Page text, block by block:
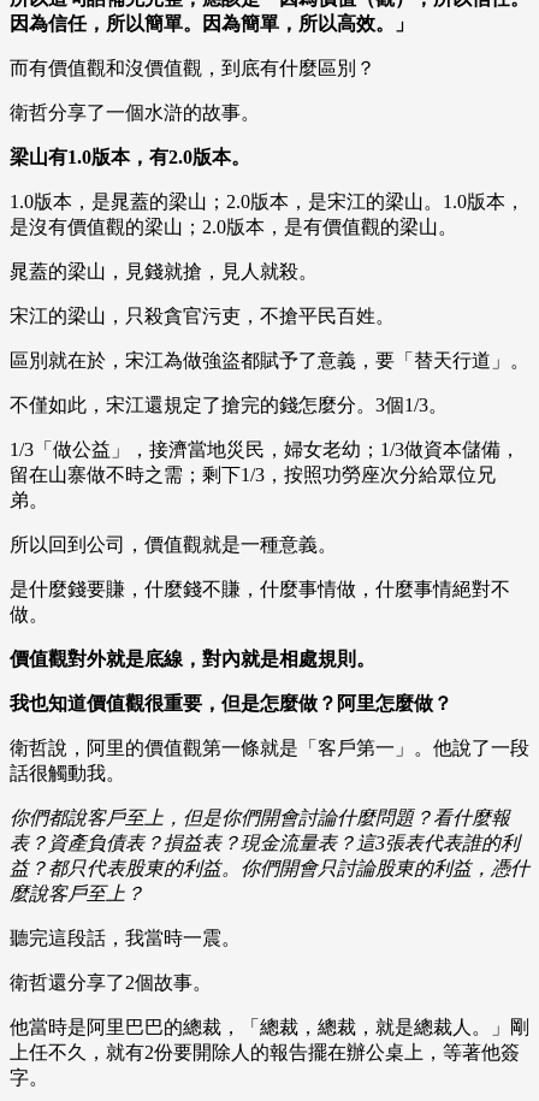
因為信任，所以簡單。因為簡單，所以高效。」
而有價值觀和沒價值觀，到底有什麼區別？
衛哲分享了一個水滸的故事。
梁山有1.0版本，有2.0版本。
1.0版本，是晁蓋的梁山；2.0版本，是宋江的梁山。1.0版本，
是沒有價值觀的梁山；2.0版本，是有價值觀的梁山。
晁蓋的梁山，見錢就搶，見人就殺。
宋江的梁山，只殺貪官污吏，不搶平民百姓。
區別就在於，宋江為做強盜都賦予了意義，要「替天行道」。
不僅如此，宋江還規定了搶完的錢怎麼分。3個1/3。
1/3「做公益」，接濟當地災民，婦女老幼；1/3做資本儲備，
留在山寨做不時之需；剩下1/3，按照功勞座次分給眾位兄
弟。
所以回到公司，價值觀就是一種意義。
是什麼錢要賺，什麼錢不賺，什麼事情做，什麼事情絕對不
做。
價值觀對外就是底線，對內就是相處規則。
我也知道價值觀很重要，但是怎麼做？阿里怎麼做？
衛哲說，阿里的價值觀第一條就是「客戶第一」。他說了一段
話很觸動我。
你們都說客戶至上，但是你們開會討論什麼問題？看什麼報
表？資產負債表？損益表？現金流量表？這3張表代表誰的利
益？都只代表股東的利益。你們開會只討論股東的利益，憑什
麼說客戶至上？
聽完這段話，我當時一震。
衛哲還分享了2個故事。
他當時是阿里巴巴的總裁，「總裁，總裁，就是總裁人。」剛
上任不久，就有2份要開除人的報告擺在辦公桌上，等著他簽
字。